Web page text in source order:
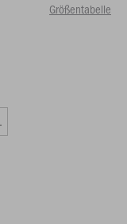
Größentabelle